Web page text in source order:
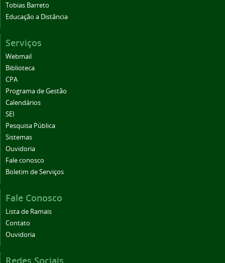
Tobias Barreto
Educação a Distância
Serviços
Webmail
Biblioteca
CPA
Programa de Gestão
Calendários
SEI
Pesquisa Pública
Sistemas
Ouvidoria
Fale conosco
Boletim de Serviços
Fale Conosco
Lista de Ramais
Contato
Ouvidoria